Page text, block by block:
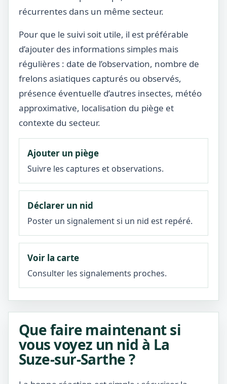
récurrentes dans un même secteur.
Pour que le suivi soit utile, il est préférable
d’ajouter des informations simples mais
régulières : date de l’observation, nombre de
frelons asiatiques capturés ou observés,
présence éventuelle d’autres insectes, météo
approximative, localisation du piège et
contexte du secteur.
Ajouter un piège
Suivre les captures et observations.
Déclarer un nid
Poster un signalement si un nid est repéré.
Voir la carte
Consulter les signalements proches.
Que faire maintenant si
vous voyez un nid à La
Suze-sur-Sarthe ?